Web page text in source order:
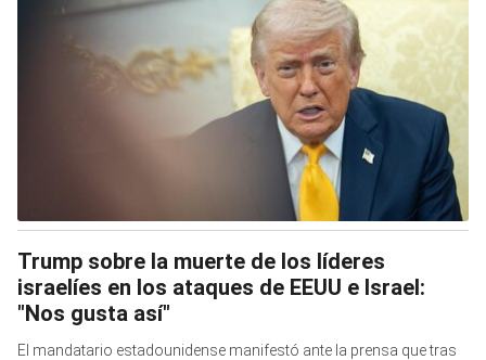
Trump sobre la muerte de los líderes
israelíes en los ataques de EEUU e Israel:
"Nos gusta así"
El mandatario estadounidense manifestó ante la prensa que tras